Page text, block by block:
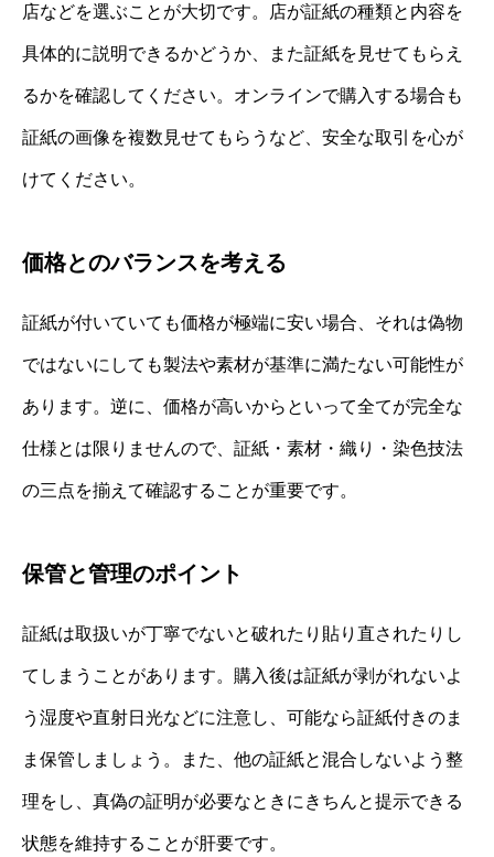
店などを選ぶことが大切です。店が証紙の種類と内容を
具体的に説明できるかどうか、また証紙を見せてもらえ
るかを確認してください。オンラインで購入する場合も
証紙の画像を複数見せてもらうなど、安全な取引を心が
けてください。
価格とのバランスを考える
証紙が付いていても価格が極端に安い場合、それは偽物
ではないにしても製法や素材が基準に満たない可能性が
あります。逆に、価格が高いからといって全てが完全な
仕様とは限りませんので、証紙・素材・織り・染色技法
の三点を揃えて確認することが重要です。
保管と管理のポイント
証紙は取扱いが丁寧でないと破れたり貼り直されたりし
てしまうことがあります。購入後は証紙が剥がれないよ
う湿度や直射日光などに注意し、可能なら証紙付きのま
ま保管しましょう。また、他の証紙と混合しないよう整
理をし、真偽の証明が必要なときにきちんと提示できる
状態を維持することが肝要です。